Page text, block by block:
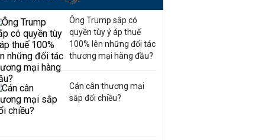
Ông Trump sắp có
quyền tùy ý áp thuế
100% lên những đối tác
thương mại hàng đầu?
Cán cân thương mại
sắp đổi chiều?